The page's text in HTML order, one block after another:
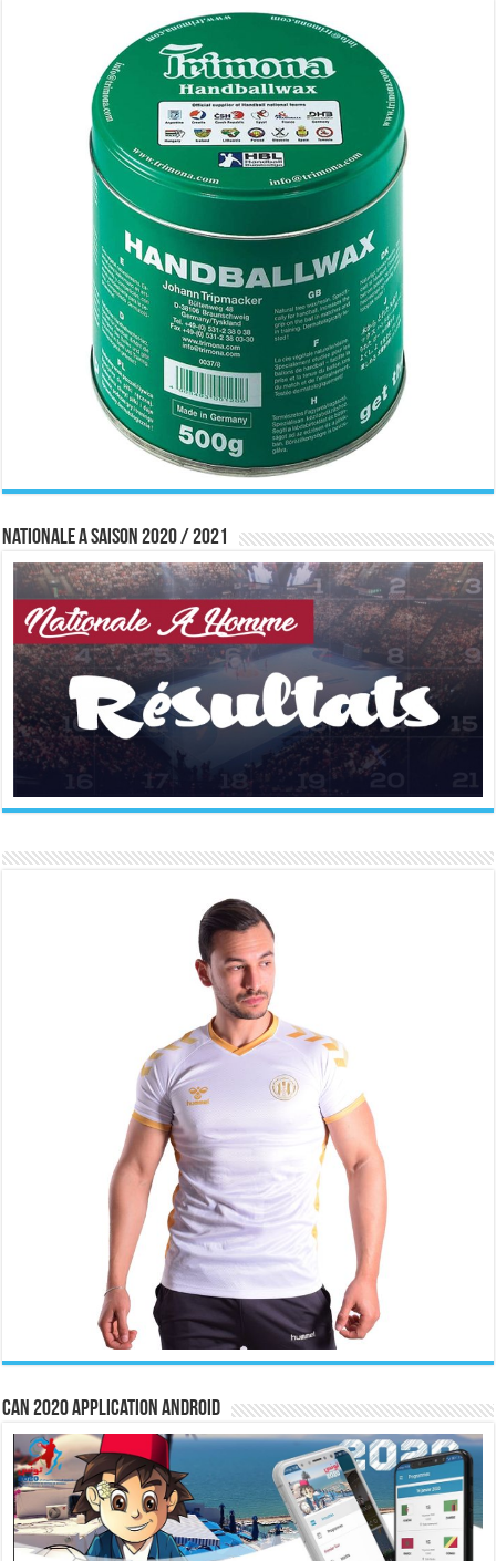
Nationale A saison 2020 / 2021
CAN 2020 Application Android